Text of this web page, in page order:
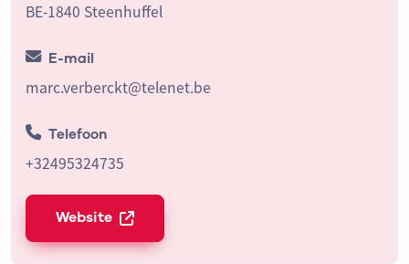
BE-1840 Steenhuffel
E-mail
marc.verberckt@telenet.be
Telefoon
+32495324735
Website